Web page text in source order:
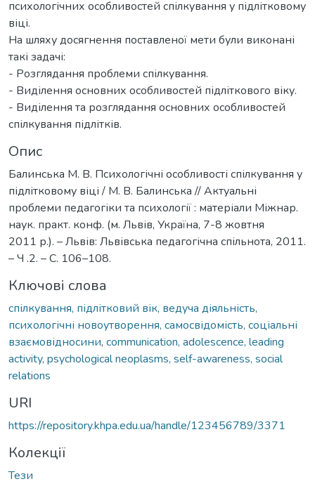
психологічних особливостей спілкування у підлітковому
віці.
На шляху досягнення поставленої мети були виконані
такі задачі:
- Розглядання проблеми спілкування.
- Виділення основних особливостей підліткового віку.
- Виділення та розглядання основних особливостей
спілкування підлітків.
Опис
Балинська М. В. Психологічні особливості спілкування у
підлітковому віці / М. В. Балинська // Актуальні
проблеми педагогіки та психології : матеріали Міжнар.
наук. практ. конф. (м. Львів, Україна, 7-8 жовтня
2011 р.). – Львів: Львівська педагогічна спільнота, 2011.
– Ч .2. – С. 106–108.
Ключові слова
спілкування, підлітковий вік, ведуча діяльність,
психологічні новоутворення, самосвідомість, соціальні
взаємовідносини, communication, adolescence, leading
activity, psychological neoplasms, self-awareness, social
relations
URI
https://repository.khpa.edu.ua/handle/123456789/3371
Колекції
Тези